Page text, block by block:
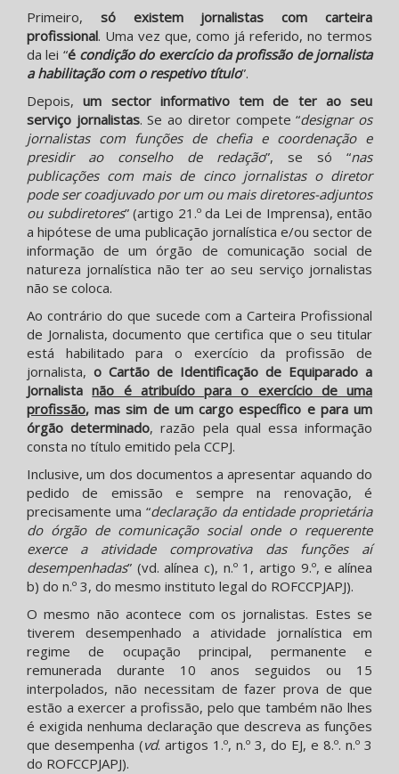
Primeiro, só existem jornalistas com carteira
profissional. Uma vez que, como já referido, no termos
da lei “é condição do exercício da profissão de jornalista
a habilitação com o respetivo título”.
Depois,um sector informativo tem de ter ao seu
serviço jornalistas. Se ao diretor compete “designar os
jornalistas com funções de chefia e coordenação e
presidir ao conselho de redação”, se só “nas
publicações com mais de cinco jornalistas o diretor
pode ser coadjuvado por um ou mais diretores-adjuntos
ou subdiretores” (artigo 21.º da Lei de Imprensa), então
a hipótese de uma publicação jornalística e/ou sector de
informação de um órgão de comunicação social de
natureza jornalística não ter ao seu serviço jornalistas
não se coloca.
Ao contrário do que sucede com a Carteira Profissional
de Jornalista, documento que certifica que o seu titular
está habilitado para o exercício da profissão de
jornalista, o Cartão de Identificação de Equiparado a
Jornalistanão é atribuído para o exercício de uma
profissão, mas sim de um cargo específico e para um
órgão determinado, razão pela qual essa informação
consta no título emitido pela CCPJ.
Inclusive, um dos documentos a apresentar aquando do
pedido de emissão e sempre na renovação, é
precisamente uma “declaração da entidade proprietária
do órgão de comunicação social onde o requerente
exerce a atividade comprovativa das funções aí
desempenhadas” (vd. alínea c), n.º 1, artigo 9.º, e alínea
b) do n.º 3, do mesmo instituto legal do ROFCCPJAPJ).
O mesmo não acontece com os jornalistas. Estes se
tiverem desempenhado a atividade jornalística em
regime de ocupação principal, permanente e
remunerada durante 10 anos seguidos ou 15
interpolados, não necessitam de fazer prova de que
estão a exercer a profissão, pelo que também não lhes
é exigida nenhuma declaração que descreva as funções
que desempenha (vd. artigos 1.º, n.º 3, do EJ, e 8.º. n.º 3
do ROFCCPJAPJ).